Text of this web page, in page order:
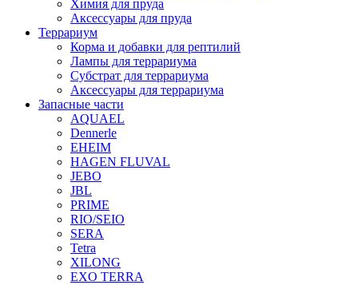
Химия для пруда
Аксессуары для пруда
Террариум
Корма и добавки для рептилий
Лампы для террариума
Субстрат для террариума
Аксессуары для террариума
Запасные части
AQUAEL
Dennerle
EHEIM
HAGEN FLUVAL
JEBO
JBL
PRIME
RIO/SEIO
SERA
Tetra
XILONG
EXO TERRA